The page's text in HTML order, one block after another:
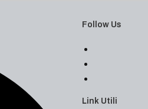
Follow Us
Link Utili